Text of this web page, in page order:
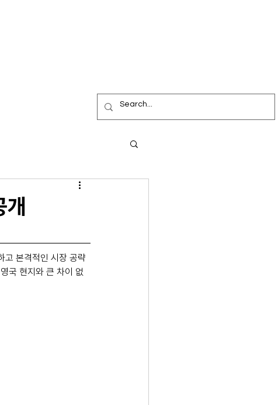
본격적인 시장 공략
국 현지와 큰 차이 없